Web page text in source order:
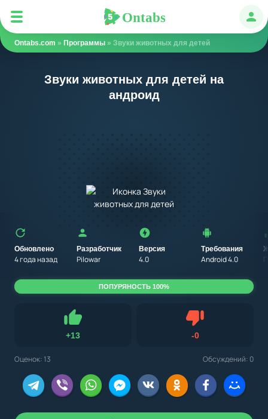
Ontabs
Ontabs.com » Программы » Звуки животных для детей
Звуки животных для детей на
андроид
Обновлено
4 года назад
Разработчик
Pilowar
Версия
4.0
Требования
Android 4.0
+13
Нравится
-0Не нравится
Оценок:13 Обсуждений: 0
ПОПУРЯНОСТЬ 100%